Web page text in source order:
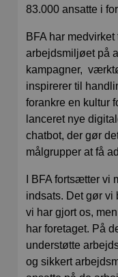
83.000 ansatte i
BFA har
arbejdsmiljøet på
kampagner,
inspirerer til
forankre en kultur
lanceret nye
chatbot, der gør
målgrupper at få
I BFA fortsætter vi
indsats. Det gør vi
vi har gjort os,
har foretaget. På
understøtte
og sikkert